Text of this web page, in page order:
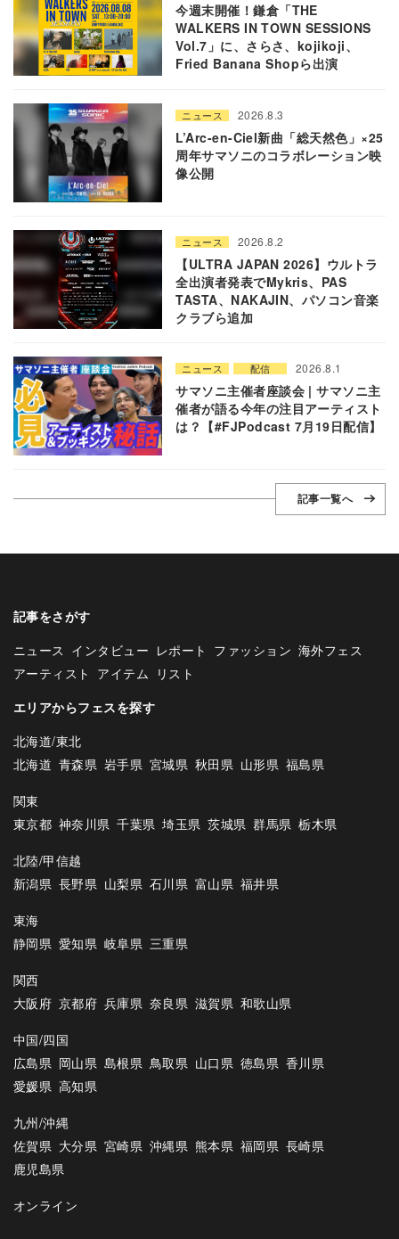
今週末開催！鎌倉「THE
WALKERS IN TOWN SESSIONS
Vol.7」に、さらさ、kojikoji、
Fried Banana Shopら出演
ニュース 2026.8.3
L’Arc-en-Ciel新曲「総天然色」×25
周年サマソニのコラボレーション映
像公開
ニュース 2026.8.2
【ULTRA JAPAN 2026】ウルトラ
全出演者発表でMykris、PAS
TASTA、NAKAJIN、パソコン音楽
クラブら追加
ニュース 配信 2026.8.1
サマソニ主催者座談会 | サマソニ主
催者が語る今年の注目アーティスト
は？【#FJPodcast 7月19日配信】
記事一覧へ
記事をさがす
ニュース インタビュー レポート ファッション 海外フェス
アーティスト アイテム リスト
エリアからフェスを探す
北海道/東北
北海道 青森県 岩手県 宮城県 秋田県 山形県 福島県
関東
東京都 神奈川県 千葉県 埼玉県 茨城県 群馬県 栃木県
北陸/甲信越
新潟県 長野県 山梨県 石川県 富山県 福井県
東海
静岡県 愛知県 岐阜県 三重県
関西
大阪府 京都府 兵庫県 奈良県 滋賀県 和歌山県
中国/四国
広島県 岡山県 島根県 鳥取県 山口県 徳島県 香川県
愛媛県 高知県
九州/沖縄
佐賀県 大分県 宮崎県 沖縄県 熊本県 福岡県 長崎県
鹿児島県
オンライン